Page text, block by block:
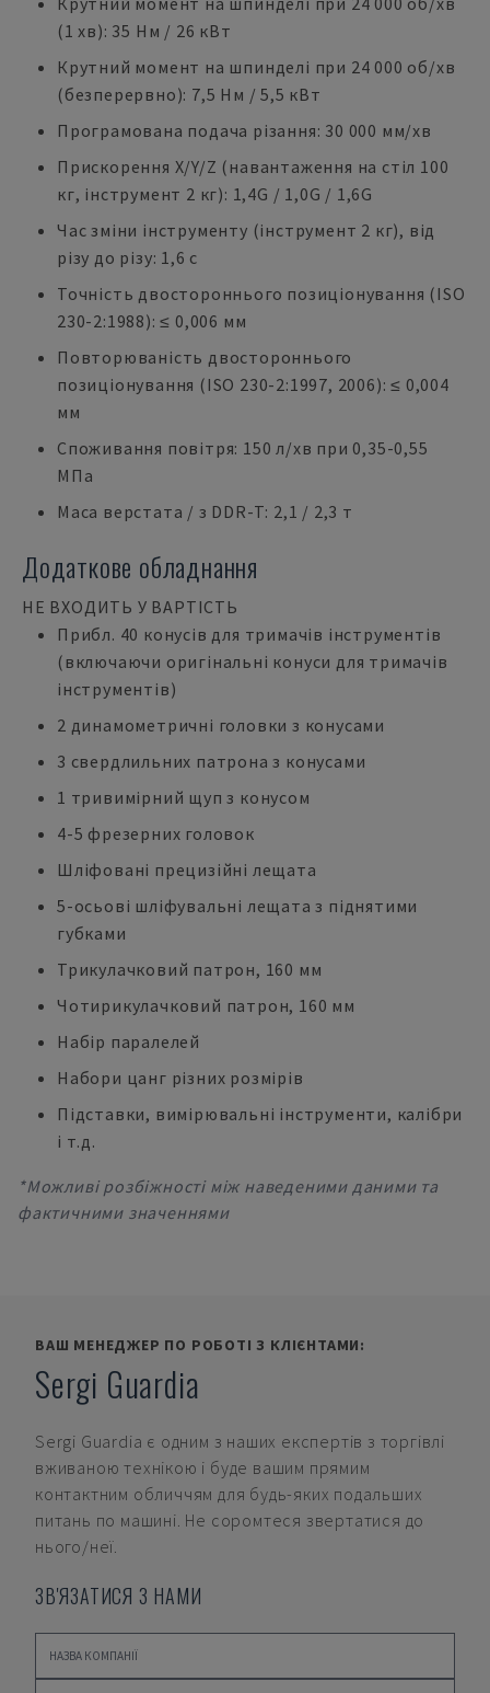
(1 хв): 35 Нм / 26 кВт
Крутний момент на шпинделі при 24 000 об/хв
(безперервно): 7,5 Нм / 5,5 кВт
Програмована подача різання: 30 000 мм/хв
Прискорення X/Y/Z (навантаження на стіл 100
кг, інструмент 2 кг): 1,4G / 1,0G / 1,6G
Час зміни інструменту (інструмент 2 кг), від
різу до різу: 1,6 с
Точність двостороннього позиціонування (ISO
230-2:1988): ≤ 0,006 мм
Повторюваність двостороннього
позиціонування (ISO 230-2:1997, 2006): ≤ 0,004
мм
Споживання повітря: 150 л/хв при 0,35-0,55
МПа
Маса верстата / з DDR-T: 2,1 / 2,3 т
Додаткове обладнання
НЕ ВХОДИТЬ У ВАРТІСТЬ
Прибл. 40 конусів для тримачів інструментів
(включаючи оригінальні конуси для тримачів
інструментів)
2 динамометричні головки з конусами
3 свердлильних патрона з конусами
1 тривимірний щуп з конусом
4-5 фрезерних головок
Шліфовані прецизійні лещата
5-осьові шліфувальні лещата з піднятими
губками
Трикулачковий патрон, 160 мм
Чотирикулачковий патрон, 160 мм
Набір паралелей
Набори цанг різних розмірів
Підставки, вимірювальні інструменти, калібри
і т.д.
*Можливі розбіжності між наведеними даними та
фактичними значеннями
ВАШ МЕНЕДЖЕР ПО РОБОТІ З КЛІЄНТАМИ:
Sergi Guardia
Sergi Guardia є одним з наших експертів з торгівлі
вживаною технікою і буде вашим прямим
контактним обличчям для будь-яких подальших
питань по машині. Не соромтеся звертатися до
нього/неї.
ЗВ'ЯЗАТИСЯ З НАМИ